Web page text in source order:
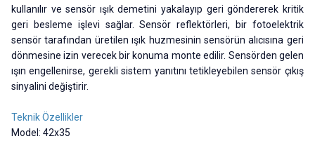
kullanılır ve sensör ışık demetini yakalayıp geri göndererek kritik
geri besleme işlevi sağlar. Sensör reflektörleri, bir fotoelektrik
sensör tarafından üretilen ışık huzmesinin sensörün alıcısına geri
dönmesine izin verecek bir konuma monte edilir. Sensörden gelen
ışın engellenirse, gerekli sistem yanıtını tetikleyebilen sensör çıkış
sinyalini değiştirir.
Teknik Özellikler
Model: 42x35